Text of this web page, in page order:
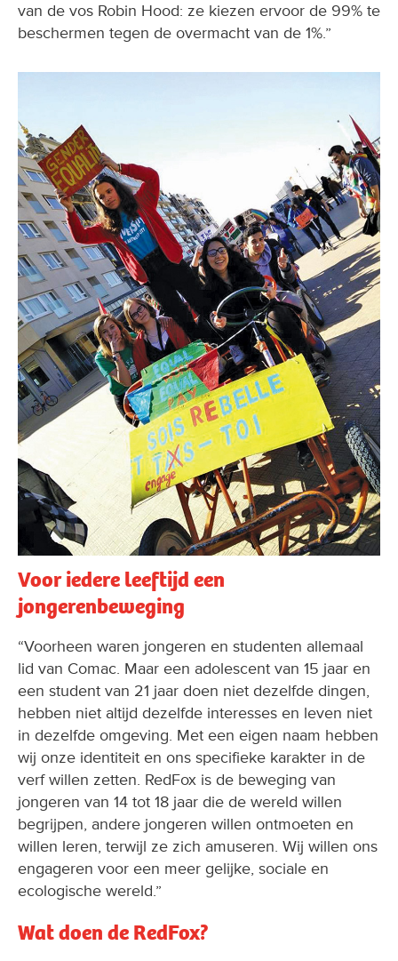
van de vos Robin Hood: ze kiezen ervoor de 99% te
beschermen tegen de overmacht van de 1%.”
Voor iedere leeftijd een
jongerenbeweging
“Voorheen waren jongeren en studenten allemaal
lid van Comac. Maar een adolescent van 15 jaar en
een student van 21 jaar doen niet dezelfde dingen,
hebben niet altijd dezelfde interesses en leven niet
in dezelfde omgeving. Met een eigen naam hebben
wij onze identiteit en ons specifieke karakter in de
verf willen zetten. RedFox is de beweging van
jongeren van 14 tot 18 jaar die de wereld willen
begrijpen, andere jongeren willen ontmoeten en
willen leren, terwijl ze zich amuseren. Wij willen ons
engageren voor een meer gelijke, sociale en
ecologische wereld.”
Wat doen de RedFox?